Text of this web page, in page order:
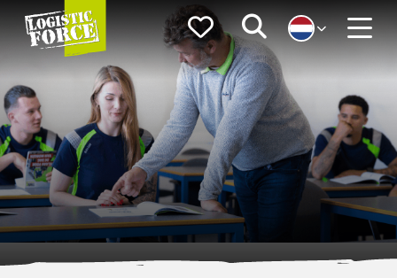
Logistic
Force
FavorietenZoeken
Menu